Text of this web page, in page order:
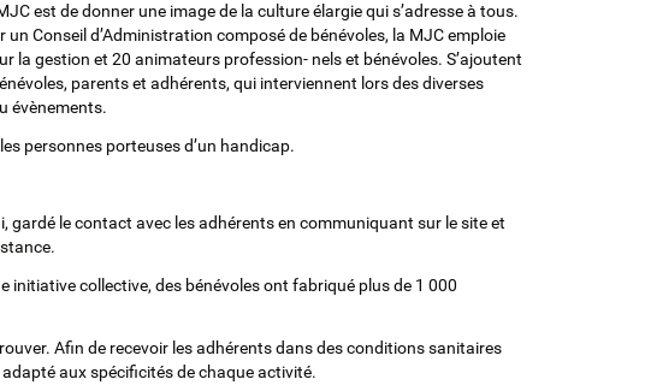
est de donner une image de la culture élargie qui s’adresse à tous.
un Conseil d’Administration composé de bénévoles, la MJC emploie
la gestion et 20 animateurs profession- nels et bénévoles. S’ajoutent
parents et adhérents, qui interviennent lors des diverses
évènements.
personnes porteuses d’un handicap.
le contact avec les adhérents en communiquant sur le site et
initiative collective, des bénévoles ont fabriqué plus de 1 000
Afin de recevoir les adhérents dans des conditions sanitaires
aux spécificités de chaque activité.